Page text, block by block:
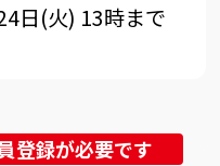
日(火) 13時まで
登録が必要です